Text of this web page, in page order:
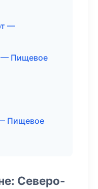
—
— Пищевое
Пищевое
Северо-